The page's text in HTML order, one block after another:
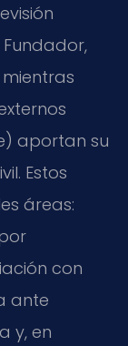
Fundador,
aportan su
Estos
áreas:
con
ante
y, en